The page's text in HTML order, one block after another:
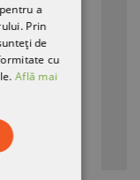
a
Prin
de
cu
Află mai